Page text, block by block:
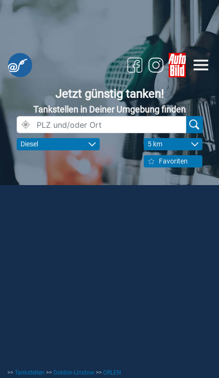
Jetzt günstig tanken!
Tankstellen in Deiner Umgebung finden
Diesel 5 km
Favoriten
>> Tankstellen >> Dobbin-Linstow >> ORLEN